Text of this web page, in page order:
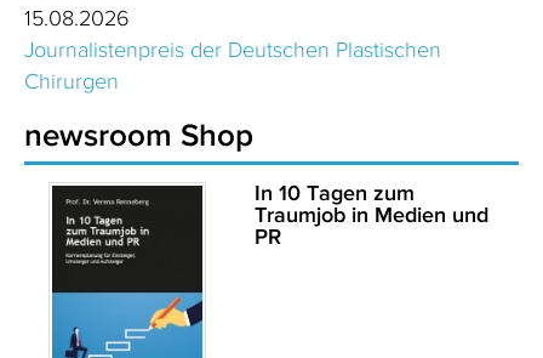
15.08.2026
Journalistenpreis der Deutschen Plastischen
Chirurgen
newsroom Shop
In 10 Tagen zum
Traumjob in Medien und
PR